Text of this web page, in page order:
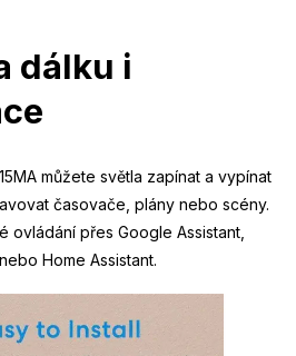
dálku i
můžete světla zapínat a vypínat
časovače, plány nebo scény.
ovládání přes Google Assistant,
Home Assistant.